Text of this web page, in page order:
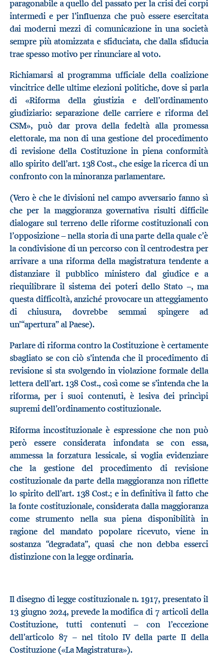
paragonabile a quello del passato per la crisi dei corpi
intermedi e per l’influenza che può essere esercitata
dai moderni mezzi di comunicazione in una società
sempre più atomizzata e sfiduciata, che dalla sfiducia
trae spesso motivo per rinunciare al voto.
Richiamarsi al programma ufficiale della coalizione
vincitrice delle ultime elezioni politiche, dove si parla
di «Riforma della giustizia e dell’ordinamento
giudiziario: separazione delle carriere e riforma del
CSM», può dar prova della fedeltà alla promessa
elettorale, ma non di una gestione del procedimento
di revisione della Costituzione in piena conformità
allo spirito dell’art. 138 Cost., che esige la ricerca di un
confronto con la minoranza parlamentare.
(Vero è che le divisioni nel campo avversario fanno sì
che per la maggioranza governativa risulti difficile
dialogare sul terreno delle riforme costituzionali con
l’opposizione – nella storia di una parte della quale c’è
la condivisione di un percorso con il centrodestra per
arrivare a una riforma della magistratura tendente a
distanziare il pubblico ministero dal giudice e a
riequilibrare il sistema dei poteri dello Stato –, ma
questa difficoltà, anziché provocare un atteggiamento
di chiusura, dovrebbe semmai spingere ad
un’“apertura” al Paese).
Parlare di riforma contro la Costituzione è certamente
sbagliato se con ciò s’intenda che il procedimento di
revisione si sta svolgendo in violazione formale della
lettera dell’art. 138 Cost., così come se s’intenda che la
riforma, per i suoi contenuti, è lesiva dei princìpi
supremi dell’ordinamento costituzionale.
Riforma incostituzionale è espressione che non può
però essere considerata infondata se con essa,
ammessa la forzatura lessicale, si voglia evidenziare
che la gestione del procedimento di revisione
costituzionale da parte della maggioranza non riflette
lo spirito dell’art. 138 Cost.; e in definitiva il fatto che
la fonte costituzionale, considerata dalla maggioranza
come strumento nella sua piena disponibilità in
ragione del mandato popolare ricevuto, viene in
sostanza “degradata”, quasi che non debba esserci
distinzione con la legge ordinaria.
Il disegno di legge costituzionale n. 1917, presentato il
13 giugno 2024, prevede la modifica di 7 articoli della
Costituzione, tutti contenuti – con l’eccezione
dell’articolo 87 – nel titolo IV della parte II della
Costituzione («La Magistratura»).